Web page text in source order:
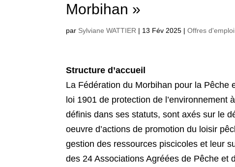
Morbihan »
par Sylviane WATTIER | 13 Fév 2025 |Offres d'emploi
Structure d’accueil
La Fédération du Morbihan pour la Pêche
loi 1901 de protection de l’environnement
définis dans ses statuts, sont axés sur le
oeuvre d’actions de promotion du loisir
gestion des ressources piscicoles et leur
des 24 Associations Agréées de Pêche et